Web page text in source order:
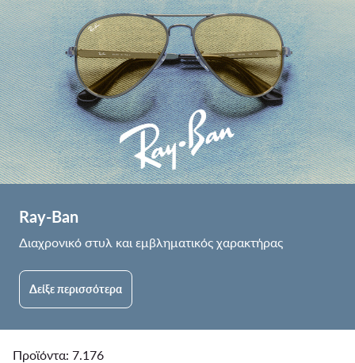
Ray-Ban
Διαχρονικό στυλ και εμβληματικός χαρακτήρας
Δείξε περισσότερα
Προϊόντα: 7.176